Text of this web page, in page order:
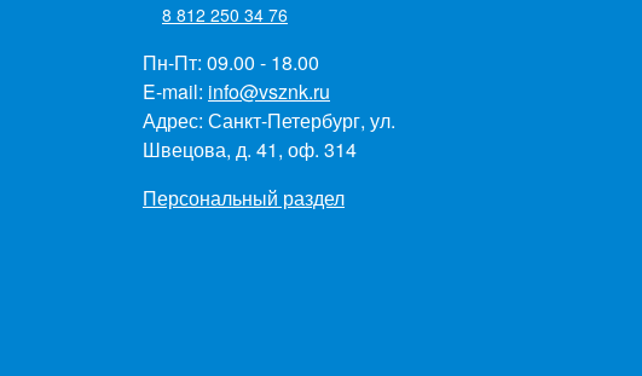
8 812 250 34 76
Пн-Пт: 09.00 - 18.00
E-mail: info@vsznk.ru
Адрес: Санкт-Петербург, ул.
Швецова, д. 41, оф. 314
Персональный раздел